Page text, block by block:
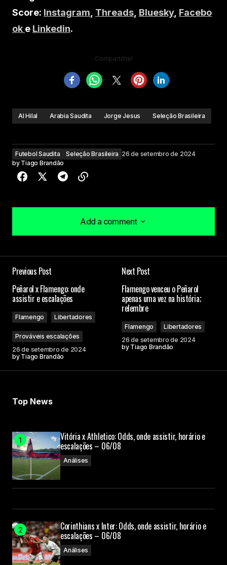
Score: Instagram Threads Bluesky, Facebo
ok e Linkedin.
Compartilhe!
Al Hilal Arabia Saudita Jorge Jesus Seleção Brasileira
Futebol Saudita Seleção Brasileira 26 de setembro de 2024
by Tiago Brandão
Add a comment
Add a comment
Campos obrigatórios são marcados com*
Comment*
Submit Comment
Previous Post
Peñarol x Flamengo: onde
assistir e escalações
Flamengo Libertadores
Prováveis escalações
26 de setembro de 2024
by Tiago Brandão
Next Post
Flamengo venceu o Peñarol
apenas uma vez na história;
relembre
Flamengo
Libertadores
26 de setembro de 2024
by Tiago Brandão
Top News
Vitória x Athletico: Odds, onde assistir, horário e
escalações – 06/08
Análises
Corinthians x Inter: Odds, onde assistir, horário e
escalações – 06/08
Análises